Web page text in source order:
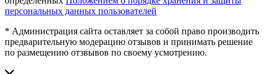
персональных данных пользователей
* Администрация сайта оставляет за собой право производить
предварительную модерацию отзывов и принимать решение
по размещению отзвывов по своему усмотрению.